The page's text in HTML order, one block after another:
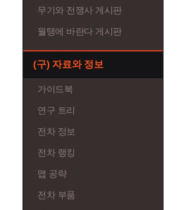
무기와 전쟁사 게시판
월탱에 바란다 게시판
(구) 자료와 정보
가이드북
연구 트리
전차 정보
전차 랭킹
맵 공략
전차 부품